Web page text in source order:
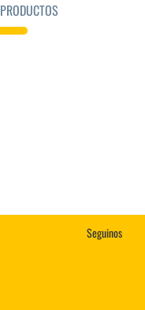
PRODUCTOS
Seguinos